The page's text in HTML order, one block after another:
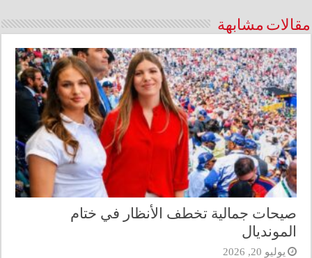
مقالات مشابهة
صيحات جمالية تخطف الأنظار في ختام
المونديال
يوليو 20, 2026